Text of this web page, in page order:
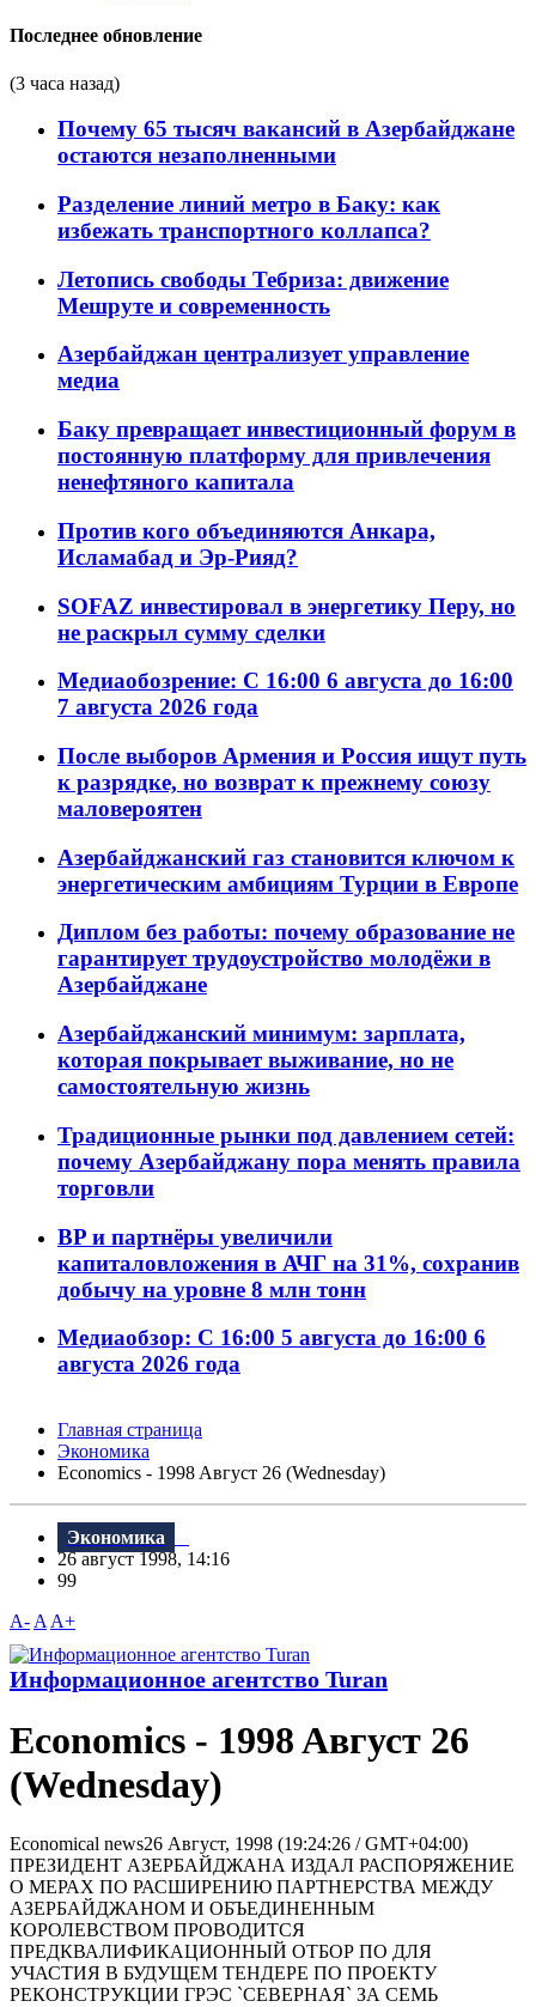
Последнее обновление
(3 часа назад)
Почему 65 тысяч вакансий в Азербайджане
остаются незаполненными
Разделение линий метро в Баку: как
избежать транспортного коллапса?
Летопись свободы Тебриза: движение
Мешруте и современность
Азербайджан централизует управление
медиа
Баку превращает инвестиционный форум в
постоянную платформу для привлечения
ненефтяного капитала
Против кого объединяются Анкара,
Исламабад и Эр-Рияд?
SOFAZ инвестировал в энергетику Перу, но
не раскрыл сумму сделки
Медиаобозрение: С 16:00 6 августа до 16:00
7 августа 2026 года
После выборов Армения и Россия ищут путь
к разрядке, но возврат к прежнему союзу
маловероятен
Азербайджанский газ становится ключом к
энергетическим амбициям Турции в Европе
Диплом без работы: почему образование не
гарантирует трудоустройство молодёжи в
Азербайджане
Азербайджанский минимум: зарплата,
которая покрывает выживание, но не
самостоятельную жизнь
Традиционные рынки под давлением сетей:
почему Азербайджану пора менять правила
торговли
BP и партнёры увеличили
капиталовложения в АЧГ на 31%, сохранив
добычу на уровне 8 млн тонн
Медиаобзор: С 16:00 5 августа до 16:00 6
августа 2026 года
Главная страница
Экономика
Economics - 1998 Aвгуст 26 (Wednesday)
Экономика
26 август 1998, 14:16
99
A- A A+
Информационное агентство Turan
Economics - 1998 Aвгуст 26
(Wednesday)
Economical news26 Август, 1998 (19:24:26 / GMT+04:00)
ПРЕЗИДЕНТ АЗЕРБАЙДЖАНА ИЗДАЛ РАСПОРЯЖЕНИЕ
О МЕРАХ ПО РАСШИРЕНИЮ ПАРТНЕРСТВА МЕЖДУ
АЗЕРБАЙДЖАНОМ И ОБЪЕДИНЕННЫМ
КОРОЛЕВСТВОМ ПРОВОДИТСЯ
ПРЕДКВАЛИФИКАЦИОННЫЙ ОТБОР ПО ДЛЯ
УЧАСТИЯ В БУДУЩЕМ ТЕНДЕРЕ ПО ПРОЕКТУ
РЕКОНСТРУКЦИИ ГРЭС `СЕВЕРНАЯ` ЗА СЕМЬ